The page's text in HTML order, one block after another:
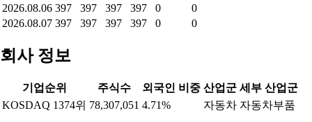
2026.08.06 397 397 397 397 0
0
2026.08.07 397 397 397 397 0 0
회사 정보
기업순위 주식수 외국인 비중 산업군 세부 산업군
KOSDAQ 1374위 78,307,051 4.71% 자동차 자동차부품